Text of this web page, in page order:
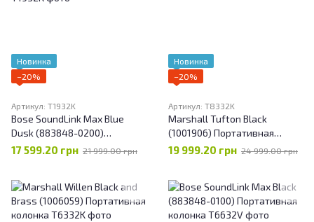
Новинка
−20%
Артикул: T1932K
Bose SoundLink Max Blue
Dusk (883848-0200)
Портативная колонка
17 599.20 грн 21 999.00 грн
Новинка
−20%
Артикул: T8332K
Marshall Tufton Black
(1001906) Портативная
колонка
19 999.20 грн 24 999.00 грн